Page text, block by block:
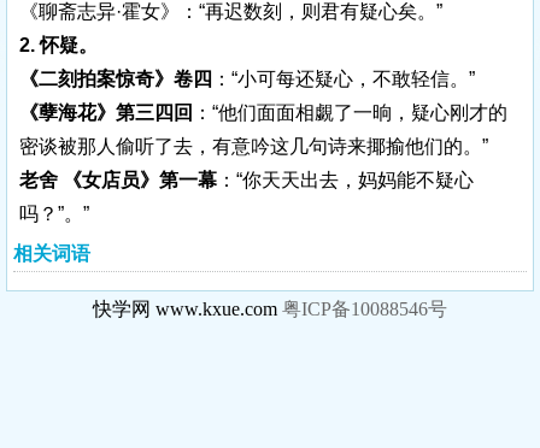
《聊斋志异·霍女》：“再迟数刻，则君有疑心矣。”
2. 怀疑。
《二刻拍案惊奇》卷四 ：“小可每还疑心，不敢轻信。”
《孽海花》第三四回 ：“他们面面相覷了一晌，疑心刚才的
密谈被那人偷听了去，有意吟这几句诗来揶揄他们的。”
老舍 《女店员》第一幕 ：“你天天出去，妈妈能不疑心
吗？”。”
相关词语
快学网 www.kxue.com 粤ICP备10088546号